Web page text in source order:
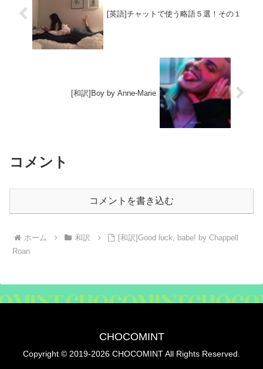
[英語]チャットで使う略語５選！その１
[和訳]Boy by Anne-Marie
コメント
コメントを書き込む
ホーム 和訳
[和訳]Good luck, babe! by Chappell
Roan
CHOCOMINT
Copyright © 2019-2026 CHOCOMINT All Rights Reserved.